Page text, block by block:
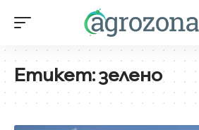
Етикет:зелено